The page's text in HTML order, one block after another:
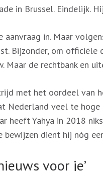
in Brussel. Eindelijk.
aanvraag in. Maar
Bijzonder, om
Maar de rechtbank en
met het oordeel van
Nederland veel te
heeft Yahya in 2018
bewijzen dient hij nóg
voor je’